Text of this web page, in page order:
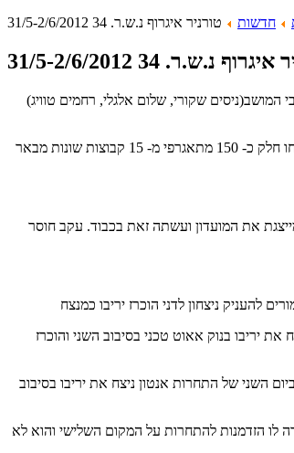
חדשות טורניר איגרוף נ.ש.ר. 34 31/5-2/6/2012
נ.ש.ר. 34 31/5-2/6/2012
אזורית גזר שבשפלה (בין רמלה ללטרון) נערך טורניר איגרוף קלאסי נ.ש.ר. 34 לזכרם של של תושבי המושב(ניסים שקורי, שלום אלגלי, רחמים טוויג)
הטורניר נערך 34 שנים ברציפות על שתי זירות איגרוף ונחשב לאחד הטורנירים החשובים בארץ שבסופו המנצח מוכרז כאלוף הטורניר ואלוף איגרוף מכבי ישראל. בטורניר לקחו חלק כ- 150 מתאגרפי מ- 15 קבוצות שונות מבאר
שמייצגת את המועדון ועשתה זאת בכבוד. עקב חוסר
בנוק אאוט טכני בסיבוב השני והוכרז
בחצי הגמר. ביום השני של התחרות אנטון ניצח את יריבו בסיבוב
לו הזדמנות להתחרות על המקום השלישי והוא לא